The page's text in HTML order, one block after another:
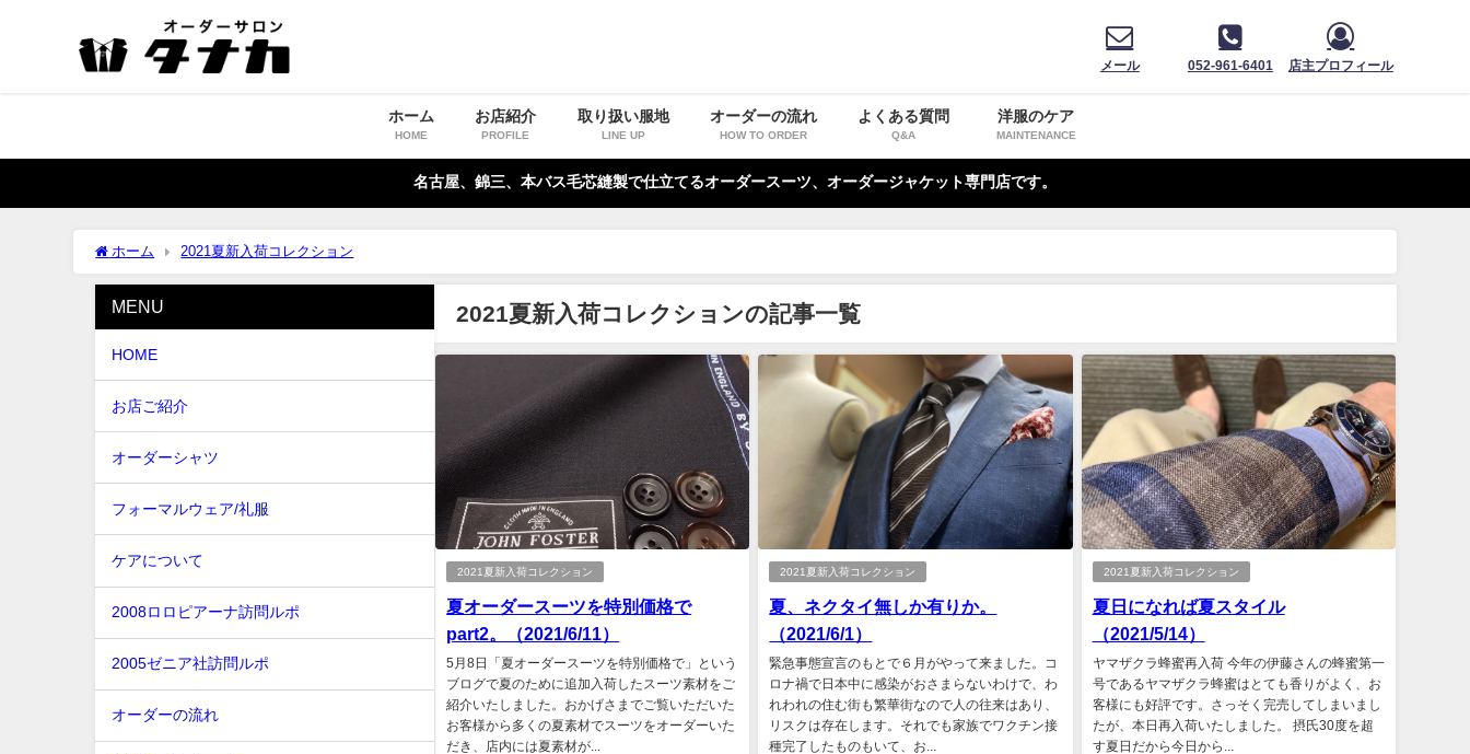
メール 052-961-6401 店主プロフィール
ホーム
HOME
お店紹介
PROFILE
取り扱い服地
LINE UP
オーダーの流れ
HOW TO ORDER
よくある質問
Q&A
洋服のケア
MAINTENANCE
名古屋、錦三、本バス毛芯縫製で仕立てるオーダースーツ、オーダージャケット専門店です。
ホーム 2021夏新入荷コレクション
2021夏新入荷コレクションの記事一覧
2021夏新入荷コレクション
夏オーダースーツを特別価格で
part2。（2021/6/11）
5月8日「夏オーダースーツを特別価格で」という
ブログで夏のために追加入荷したスーツ素材をご
紹介いたしました。おかげさまでご覧いただいた
お客様から多くの夏素材でスーツをオーダーいた
だき、店内には夏素材が...
2021夏新入荷コレクション
夏、ネクタイ無しか有りか。
（2021/6/1）
緊急事態宣言のもとで６月がやって来ました。コ
ロナ禍で日本中に感染がおさまらないわけで、わ
れわれの住む街も繁華街なので人の往来はあり、
リスクは存在します。それでも家族でワクチン接
種完了したものもいて、お...
2021夏新入荷コレクション
夏日になれば夏スタイル
（2021/5/14）
ヤマザクラ蜂蜜再入荷 今年の伊藤さんの蜂蜜第一
号であるヤマザクラ蜂蜜はとても香りがよく、お
客様にも好評です。さっそく完売してしまいまし
たが、本日再入荷いたしました。 摂氏30度を超
す夏日だから今日から...
MENU
HOME
お店ご紹介
オーダーシャツ
フォーマルウェア/礼服
ケアについて
2008ロロピアーナ訪問ルポ
2005ゼニア社訪問ルポ
オーダーの流れ